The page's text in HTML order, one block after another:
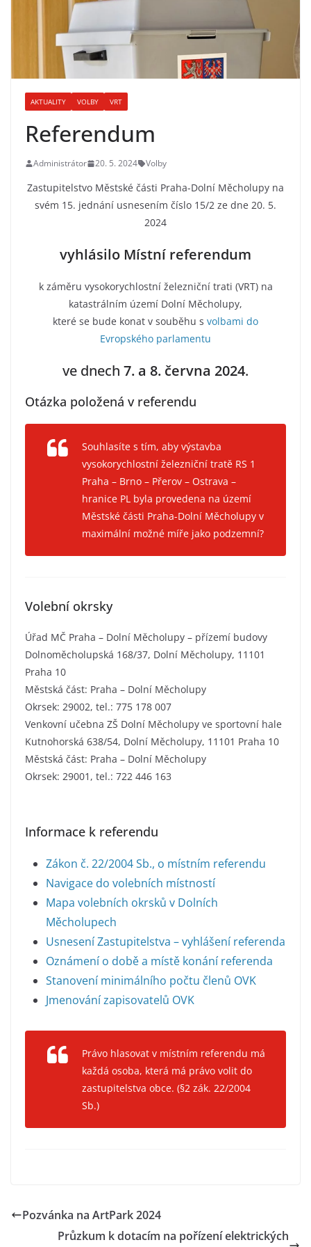
AKTUALITY VOLBY VRT
Referendum
Administrátor 20. 5. 2024 Volby
Zastupitelstvo Městské části Praha-Dolní Měcholupy na
svém 15. jednání usnesením číslo 15/2 ze dne 20. 5.
2024
vyhlásilo Místní referendum
k záměru vysokorychlostní železniční trati (VRT) na
katastrálním území Dolní Měcholupy,
které se bude konat v souběhu s volbami do
Evropského parlamentu
ve dnech 7. a 8. června 2024.
Otázka položená v referendu
Souhlasíte s tím, aby výstavba
vysokorychlostní železniční tratě RS 1
Praha – Brno – Přerov – Ostrava –
hranice PL byla provedena na území
Městské části Praha-Dolní Měcholupy v
maximální možné míře jako podzemní?
Volební okrsky
Úřad MČ Praha – Dolní Měcholupy – přízemí budovy
Dolnoměcholupská 168/37, Dolní Měcholupy, 11101
Praha 10
Městská část: Praha – Dolní Měcholupy
Okrsek: 29002, tel.: 775 178 007
Venkovní učebna ZŠ Dolní Měcholupy ve sportovní hale
Kutnohorská 638/54, Dolní Měcholupy, 11101 Praha 10
Městská část: Praha – Dolní Měcholupy
Okrsek: 29001, tel.: 722 446 163
Informace k referendu
Zákon č. 22/2004 Sb., o místním referendu
Navigace do volebních místností
Mapa volebních okrsků v Dolních
Měcholupech
Usnesení Zastupitelstva – vyhlášení referenda
Oznámení o době a místě konání referenda
Stanovení minimálního počtu členů OVK
Jmenování zapisovatelů OVK
Právo hlasovat v místním referendu má
každá osoba, která má právo volit do
zastupitelstva obce. (§2 zák. 22/2004
Sb.)
Pozvánka na ArtPark 2024
Průzkum k dotacím na pořízení elektrických